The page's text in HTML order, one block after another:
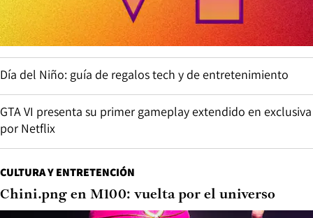
Día del Niño: guía de regalos tech y de entretenimiento
GTA VI presenta su primer gameplay extendido en exclusiva
por Netflix
CULTURA Y ENTRETENCIÓN
Chini.png en M100: vuelta por el universo